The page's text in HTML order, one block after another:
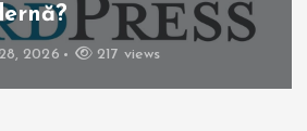
pacient
2026 257 views